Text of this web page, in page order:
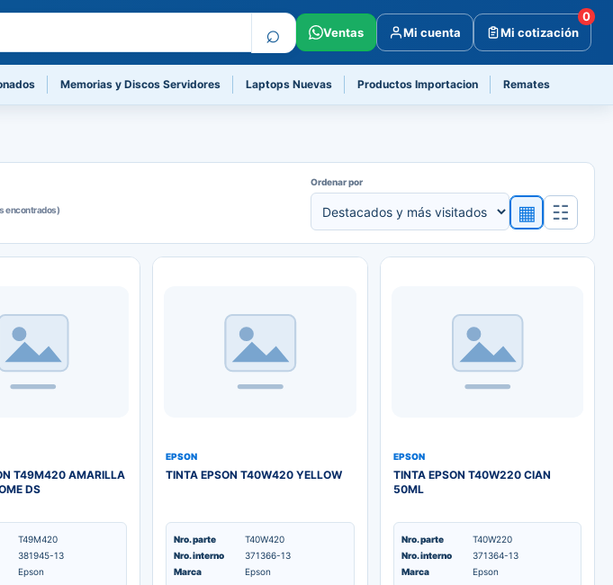
⌕ Ventas Mi cuenta Mi cotización
0
Memorias y Discos Servidores Laptops Nuevas Productos Importacion Remates
encontrados)
Ordenar por
▦ ☷
T49M420 AMARILLA
DS
T49M420
381945-13
Epson
EPSON
TINTA EPSON T40W420 YELLOW
Nro. parte
T40W420
Nro. interno
371366-13
Marca
Epson
EPSON
TINTA EPSON T40W220 CIAN
50ML
Nro. parte
T40W220
Nro. interno
371364-13
Marca
Epson